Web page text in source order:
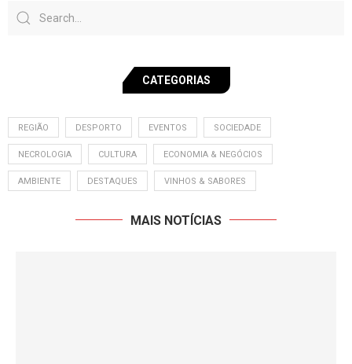
CATEGORIAS
REGIÃO DESPORTO EVENTOS SOCIEDADE
NECROLOGIA CULTURA ECONOMIA & NEGÓCIOS
AMBIENTE DESTAQUES VINHOS & SABORES
MAIS NOTÍCIAS